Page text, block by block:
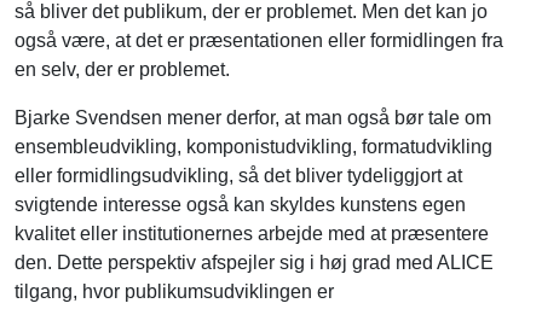
så bliver det publikum, der er problemet. Men det kan jo
også være, at det er præsentationen eller formidlingen fra
en selv, der er problemet.
Bjarke Svendsen mener derfor, at man også bør tale om
ensembleudvikling, komponistudvikling, formatudvikling
eller formidlingsudvikling, så det bliver tydeliggjort at
svigtende interesse også kan skyldes kunstens egen
kvalitet eller institutionernes arbejde med at præsentere
den. Dette perspektiv afspejler sig i høj grad med ALICE
tilgang, hvor publikumsudviklingen er